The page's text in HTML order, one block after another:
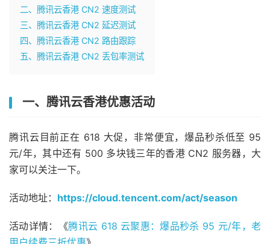
二、腾讯云香港 CN2 速度测试
三、腾讯云香港 CN2 延迟测试
四、腾讯云香港 CN2 路由跟踪
五、腾讯云香港 CN2 丢包率测试
一、腾讯云香港优惠活动
腾讯云目前正在 618 大促，非常便宜，爆品秒杀低至 95
元/年，其中还有 500 多块钱三年的香港 CN2 服务器，大
家可以关注一下。
活动地址： https://cloud.tencent.com/act/season
活动详情：《腾讯云 618 云聚惠：爆品秒杀 95 元/年，老